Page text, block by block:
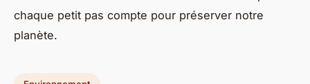
chaque petit pas compte pour préserver notre
planète.